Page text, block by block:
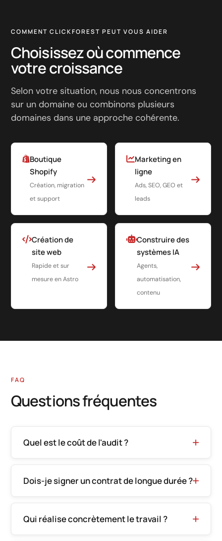
COMMENT CLICKFOREST PEUT VOUS AIDER
Choisissez où commence
votre croissance
Selon votre situation, nous nous concentrons
sur un domaine ou combinons plusieurs
domaines dans une approche cohérente.
Boutique
Shopify
Création, migration
et support
Marketing en
ligne
Ads, SEO, GEO et
leads
Création de
site web
Rapide et sur
mesure en Astro
Construire des
systèmes IA
Agents,
automatisation,
contenu
FAQ
Questions fréquentes
Quel est le coût de l'audit ?
Dois-je signer un contrat de longue durée ?
Qui réalise concrètement le travail ?